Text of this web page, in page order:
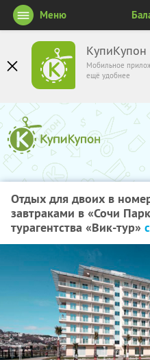
КупиКупон
Мобильное
ещё удобнее
Меню
Отдых для двоих в
завтраками в «Сочи
турагентства «Вик-тур»